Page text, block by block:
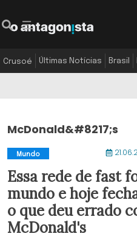
Crusoé Últimas Notícias Brasil
McDonald&#8217;s
Mundo
Essa rede de fast
mundo e hoje
o que deu errado
McDonald's